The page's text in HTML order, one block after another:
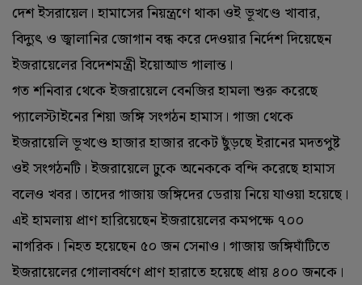
দেশ ইসরায়েল। হামাসের নিয়ন্ত্রণে থাকা ওই ভূখণ্ডে খাবার,
বিদ্যুৎ ও জ্বালানির জোগান বন্ধ করে দেওয়ার নির্দেশ দিয়েছেন
ইজরায়েলের বিদেশমন্ত্রী ইয়োআভ গালান্ত।
গত শনিবার থেকে ইজরায়েলে বেনজির হামলা শুরু করেছে
প্যালেস্টাইনের শিয়া জঙ্গি সংগঠন হামাস। গাজা থেকে
ইজরায়েলি ভূখণ্ডে হাজার হাজার রকেট ছুঁড়ছে ইরানের মদতপুষ্ট
ওই সংগঠনটি। ইজরায়েলে ঢুকে অনেককে বন্দি করেছে হামাস
বলেও খবর। তাদের গাজায় জঙ্গিদের ডেরায় নিয়ে যাওয়া হয়েছে।
এই হামলায় প্রাণ হারিয়েছেন ইজরায়েলের কমপক্ষে ৭০০
নাগরিক। নিহত হয়েছেন ৫০ জন সেনাও। গাজায় জঙ্গিঘাঁটিতে
ইজরায়েলের গোলাবর্ষণে প্রাণ হারাতে হয়েছে প্রায় ৪০০ জনকে।